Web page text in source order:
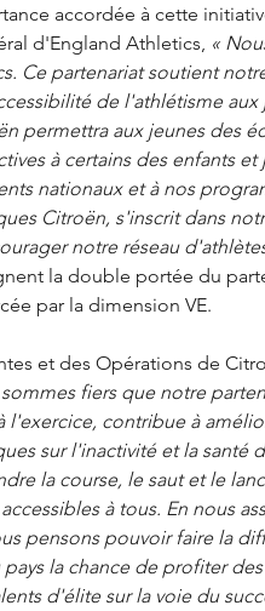
accordée à cette
d'England Athletics, «
Ce partenariat soutient
de l'athlétisme aux
permettra aux jeunes des
à certains des enfants
nationaux et à nos
Citroën, s'inscrit dans
notre réseau
la double portée du
par la dimension VE.
et des Opérations de
fiers que notre
l'exercice, contribue à
sur l'inactivité et la santé
la course, le saut et le
à tous. En nous
pensons pouvoir faire la
la chance de profiter
d'élite sur la voie du